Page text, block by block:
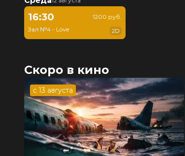
16:30
Зал №4 - Love
1200 руб.
2D
Скоро в кино
с 13 августа